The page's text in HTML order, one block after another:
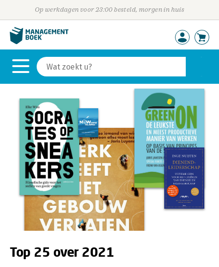
Op werkdagen voor 23:00 besteld, morgen in huis
Top 25 over 2021